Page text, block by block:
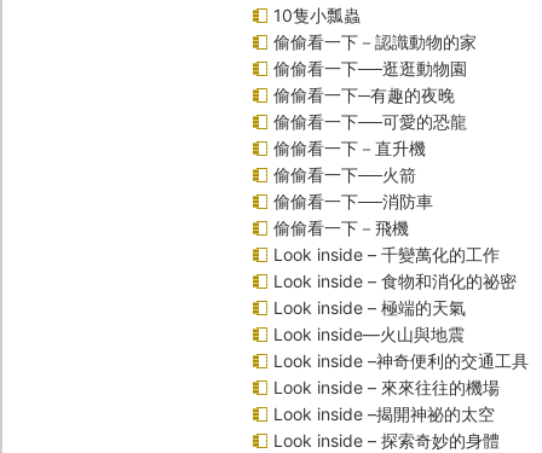
10隻小瓢蟲
偷偷看一下－認識動物的家
偷偷看一下──逛逛動物園
偷偷看一下─有趣的夜晚
偷偷看一下──可愛的恐龍
偷偷看一下－直升機
偷偷看一下──火箭
偷偷看一下──消防車
偷偷看一下－飛機
Look inside – 千變萬化的工作
Look inside – 食物和消化的祕密
Look inside – 極端的天氣
Look inside—火山與地震
Look inside –神奇便利的交通工具
Look inside – 來來往往的機場
Look inside –揭開神祕的太空
Look inside – 探索奇妙的身體